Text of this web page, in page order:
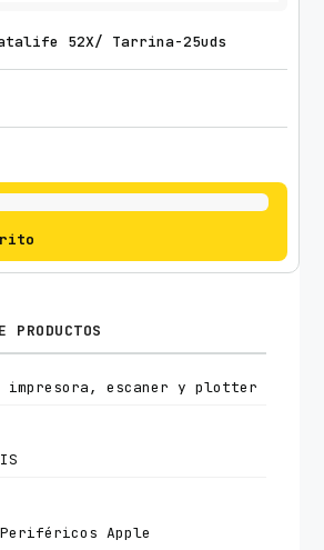
52X/ Tarrina-25uds
PRODUCTOS
impresora, escaner y plotter
Apple